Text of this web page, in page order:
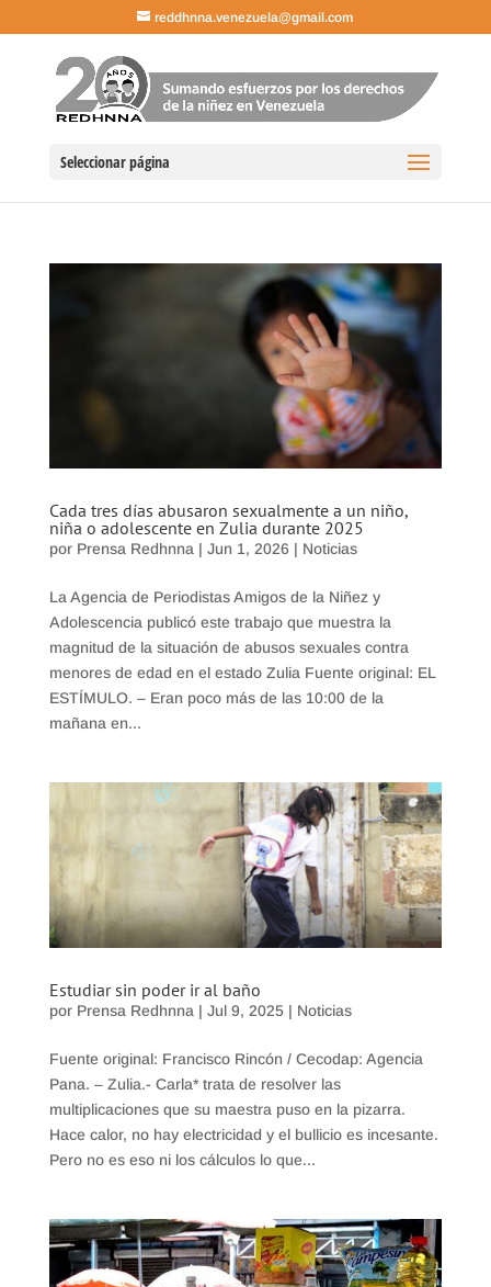
reddhnna.venezuela@gmail.com
Seleccionar página
Cada tres días abusaron sexualmente a un niño,
niña o adolescente en Zulia durante 2025
por Prensa Redhnna | Jun 1, 2026 | Noticias
La Agencia de Periodistas Amigos de la Niñez y
Adolescencia publicó este trabajo que muestra la
magnitud de la situación de abusos sexuales contra
menores de edad en el estado Zulia Fuente original: EL
ESTÍMULO. – Eran poco más de las 10:00 de la
mañana en...
Estudiar sin poder ir al baño
por Prensa Redhnna| Jul 9, 2025| Noticias
Fuente original: Francisco Rincón / Cecodap: Agencia
Pana. – Zulia.- Carla* trata de resolver las
multiplicaciones que su maestra puso en la pizarra.
Hace calor, no hay electricidad y el bullicio es incesante.
Pero no es eso ni los cálculos lo que...